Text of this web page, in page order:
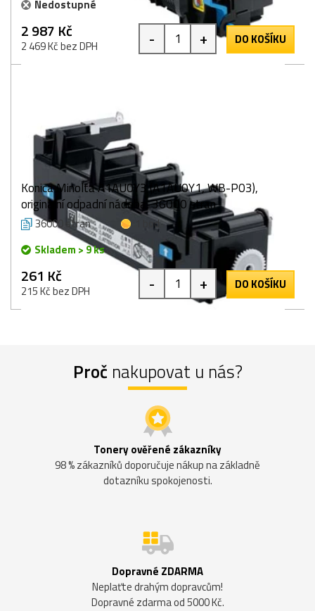
Nedostupné
2 987 Kč
2 469 Kč bez DPH - + DO KOŠÍKU
Konica Minolta A1AU0Y3 (A1AU0Y1, WB-P03),
originální odpadní nádoba, 36000 stran
36000 stran
1 bod
Skladem > 9 ks
261 Kč
215 Kč bez DPH - + DO KOŠÍKU
Proč nakupovat u nás?
Tonery ověřené zákazníky
98 % zákazníků doporučuje nákup na základně
dotazníku spokojenosti.
Dopravné ZDARMA
Neplaťte drahým dopravcům!
Dopravné zdarma od 5000 Kč.